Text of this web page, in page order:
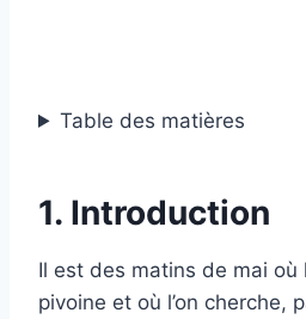
Table des matières
1. Introduction
Il est des matins de mai où
pivoine et où l’on cherche,